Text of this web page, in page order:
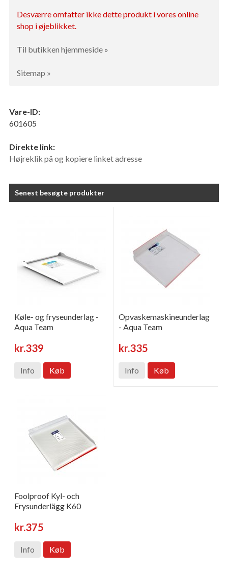
Desværre omfatter ikke dette produkt i vores online
shop i øjeblikket.
Til butikken hjemmeside »
Sitemap »
Vare-ID:
601605
Direkte link:
Højreklik på og kopiere linket adresse
Senest besøgte produkter
Køle- og fryseunderlag -
Aqua Team
kr.339
Info Køb
Opvaskemaskineunderlag
- Aqua Team
kr.335
Info Køb
Foolproof Kyl- och
Frysunderlägg K60
kr.375
Info Køb